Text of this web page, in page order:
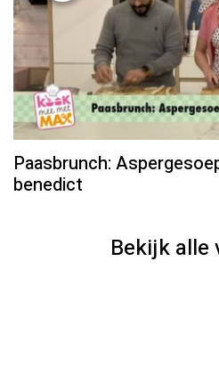
Paasbrunch:
benedict
Bekijk alle